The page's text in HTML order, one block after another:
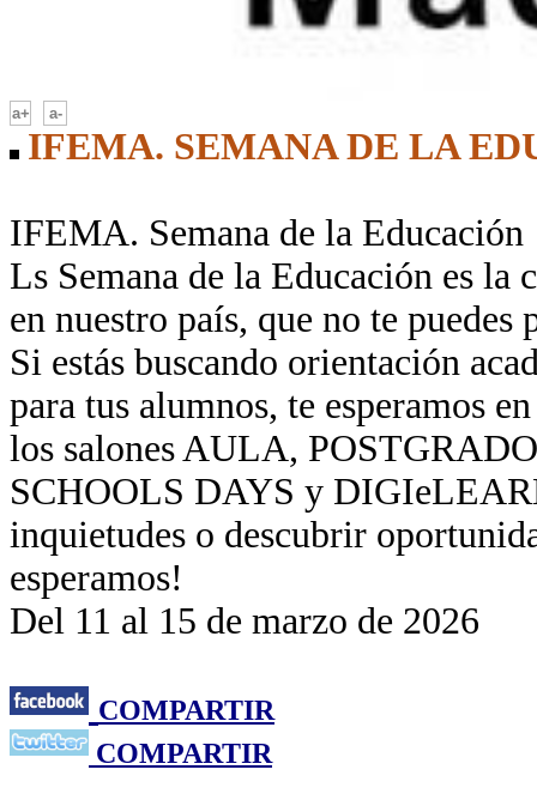
a+ a-
IFEMA. SEMANA DE LA
IFEMA. Semana de la Educación
Ls Semana de la Educación es la
en nuestro país, que no te puedes
Si estás buscando orientación
para tus alumnos, te esperamos
los salones AULA,
SCHOOLS DAYS y
inquietudes o descubrir
esperamos!
Del 11 al 15 de marzo de 2026
COMPARTIR
COMPARTIR